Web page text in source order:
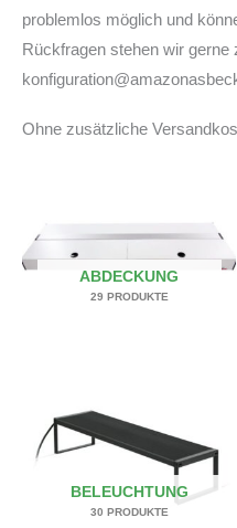
problemlos möglich und
Rückfragen stehen wir gerne
Ohne zusätzliche
ABDECKUNG
29 PRODUKTE
BELEUCHTUNG
30 PRODUKTE